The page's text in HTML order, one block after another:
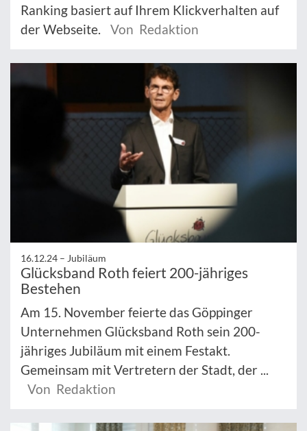
Ranking basiert auf Ihrem Klickverhalten auf
der Webseite.
Von Redaktion
16.12.24 – Jubiläum
Glücksband Roth feiert 200-jähriges
Bestehen
Am 15. November feierte das Göppinger
Unternehmen Glücksband Roth sein 200-
jähriges Jubiläum mit einem Festakt.
Gemeinsam mit Vertretern der Stadt, der ...
Von Redaktion